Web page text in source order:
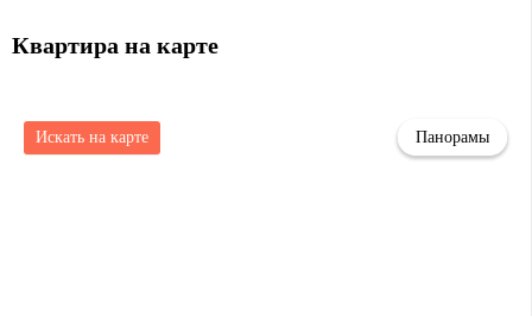
Квартира на карте
Искать на карте Панорамы